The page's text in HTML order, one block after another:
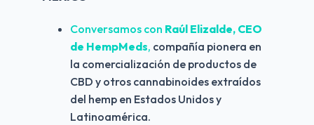
Conversamos con Raúl Elizalde, CEO
de HempMeds, compañía pionera en
la comercialización de productos de
CBD y otros cannabinoides extraídos
del hemp en Estados Unidos y
Latinoamérica.